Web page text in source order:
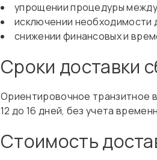
упрощении процедуры
исключении необходимости
снижении финансовых и
Сроки доставки
Ориентировочное транзитное
12 до 16 дней, без учета
Стоимость